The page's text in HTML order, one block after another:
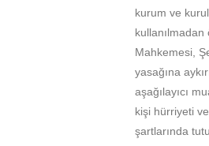
kurum ve
Mahkemesi,
yasağına
aşağılayıcı
kişi hürriyeti
şartlarında